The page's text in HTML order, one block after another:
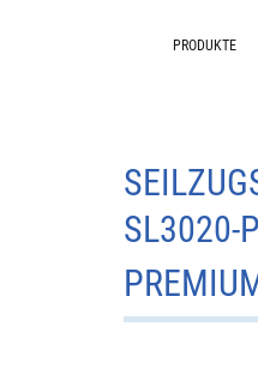
PRODUKTE
SL3020-